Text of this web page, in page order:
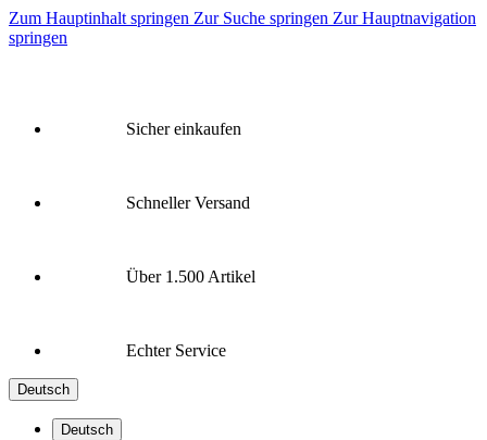
Zum Hauptinhalt springen Zur Suche springen Zur Hauptnavigation
springen
Sicher einkaufen
Schneller Versand
Über 1.500 Artikel
Echter Service
Deutsch
Deutsch